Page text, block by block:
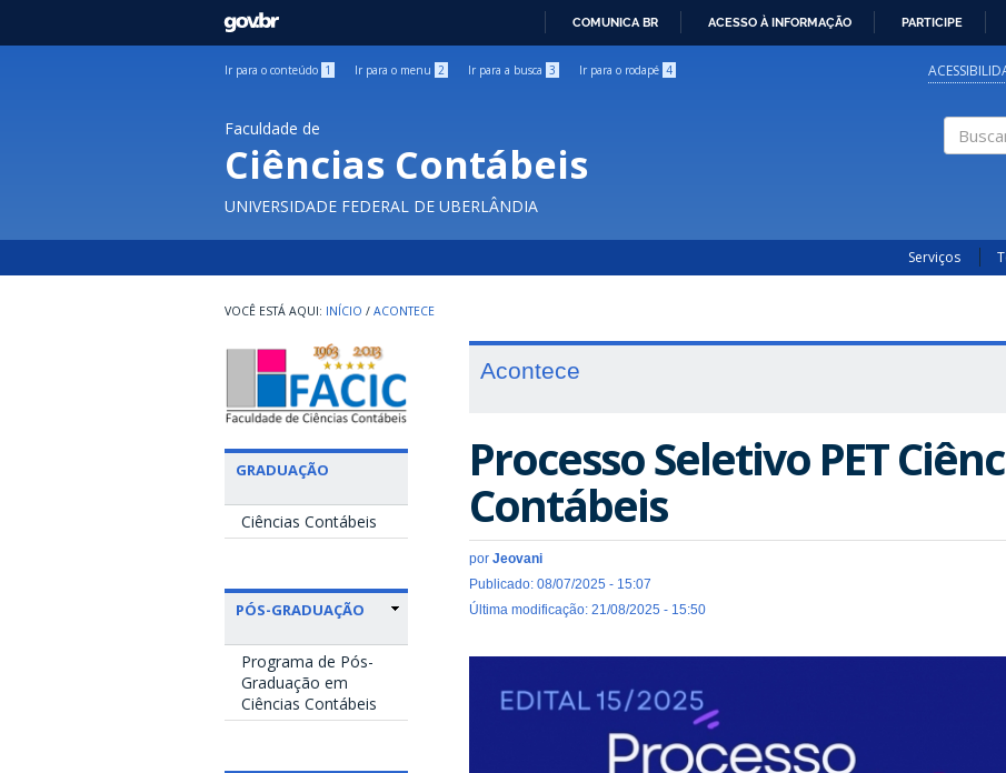
GOVBR
COMUNICA BR ACESSO À INFORMAÇÃO PARTICIPE
Ir para o conteúdo 1 Ir para o menu 2 Ir para a busca 3 Ir para o rodapé 4
Faculdade de
Ciências Contábeis
UNIVERSIDADE FEDERAL DE UBERLÂNDIA
Serviços
INÍCIO / ACONTECE
GRADUAÇÃO
Ciências Contábeis
PÓS-GRADUAÇÃO
Programa de Pós-
Graduação em
Ciências Contábeis
Acontece
Processo Seletivo PET
Contábeis
por Jeovani
Publicado: 08/07/2025 - 15:07
Última modificação: 21/08/2025 - 15:50